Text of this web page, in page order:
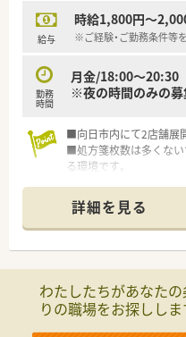
給与
時給1,800円～
※ご経験・ご勤務条件等
勤務
時間
月金/18:00～20:30
※夜の時間のみの募
■向日市内にて2店舗展
■処方箋枚数は多くない
る環境です。
詳細を見る
わたしたちがあなた
りの職場をお探ししま